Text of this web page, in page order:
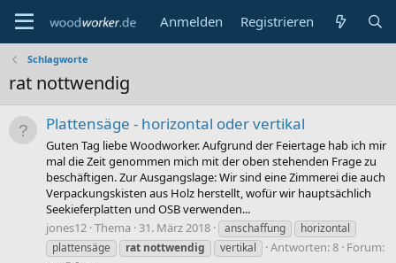
Anmelden Registrieren
Schlagworte
rat nottwendig
Plattensäge - horizontal oder vertikal
Guten Tag liebe Woodworker. Aufgrund der Feiertage hab ich mir
mal die Zeit genommen mich mit der oben stehenden Frage zu
beschäftigen. Zur Ausgangslage: Wir sind eine Zimmerei die auch
Verpackungskisten aus Holz herstellt, wofür wir hauptsächlich
Seekieferplatten und OSB verwenden...
jones12 Thema 31. März 2018 anschaffung
horizontal
plattensäge
rat nottwendig vertikal Antworten: 8 Forum: